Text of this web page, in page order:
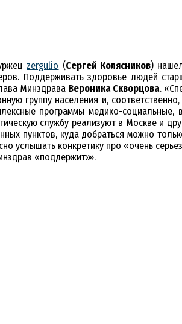
zergulio (Сергей Колясников)
Поддерживать здоровье людей
Минздрава Вероника Скворцова.
группу населения и,
программы медико-
службу реализуют в Москве и
пунктов, куда добраться можно
услышать конкретику про «очень
«поддержит»».